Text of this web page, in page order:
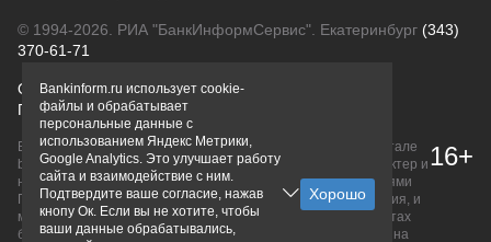
© 1994-2026. РИА "БанкИнформСервис". Екатеринбург (343)
370-61-71
О проектеПолитика конфиденциальности
Правовая информацияДля рекламодателей
Вся информация о продуктах банков, размещенная на портале
bankinform.ru, носит исключительно ознакомительный характер и
не является публичной офертой, определяемой положениями
ГК РФ. Информация не содержит точного и полного описания, и
может быть изменена. Конечные условия уточняйте на сайтах
банков или при личном обращении. Исключительное право на
16+
Bankinform.ru использует cookie-
файлы и обрабатывает
персональные данные с
использованием Яндекс Метрики,
Google Analytics. Это улучшает работу
сайта и взаимодействие с ним.
Подтвердите ваше согласие, нажав
кнопу Ок. Если вы не хотите, чтобы
ваши данные обрабатывались,